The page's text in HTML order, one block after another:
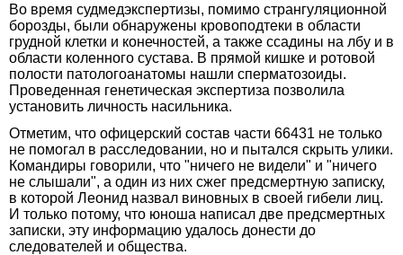
Во время судмедэкспертизы, помимо странгуляционной
борозды, были обнаружены кровоподтеки в области
грудной клетки и конечностей, а также ссадины на лбу и в
области коленного сустава. В прямой кишке и ротовой
полости патологоанатомы нашли сперматозоиды.
Проведенная генетическая экспертиза позволила
установить личность насильника.
Отметим, что офицерский состав части 66431 не только
не помогал в расследовании, но и пытался скрыть улики.
Командиры говорили, что "ничего не видели" и "ничего
не слышали", а один из них сжег предсмертную записку,
в которой Леонид назвал виновных в своей гибели лиц.
И только потому, что юноша написал две предсмертных
записки, эту информацию удалось донести до
следователей и общества.